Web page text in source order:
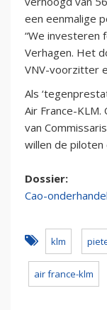
een eenmalige
“We investeren
Verhagen. Het
VNV-voorzitter
Als
Air France-
van
willen de
Dossier:
Cao-
klm
air france-klm